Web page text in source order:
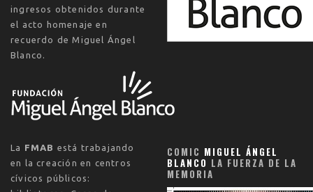
ingresos obtenidos durante
el acto homenaje en
recuerdo de Miguel Ángel
Blanco.
La FMAB está trabajando
en la creación en centros
cívicos públicos:
COMIC MIGUEL ÁNGEL
BLANCO LA FUERZA DE LA
MEMORIA